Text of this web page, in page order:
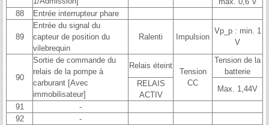
88
Entrée interrupteur phare
89
Entrée du signal du
capteur de position du
vilebrequin
Ralenti Impulsion
Vp_p : min. 1
V
90
Sortie de commande du
relais de la pompe à
carburant [Avec
immobilisateur]
Relais éteint
Tension
CC
Tension de la
batterie
RELAIS
ACTIV
Max. 1,44V
91
-
92
-